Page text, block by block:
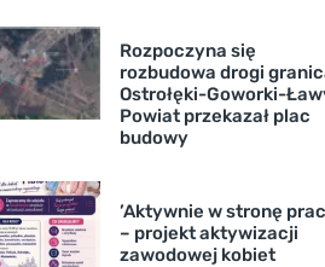
Rozpoczyna się
rozbudowa drogi
Ostrołęki-Goworki-
Powiat przekazał plac
budowy
’Aktywnie w stronę
– projekt aktywizacji
zawodowej kobiet